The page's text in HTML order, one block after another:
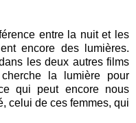
entre la nuit et les
encore des lumières.
les deux autres films
la lumière pour
qui peut encore nous
celui de ces femmes, qui